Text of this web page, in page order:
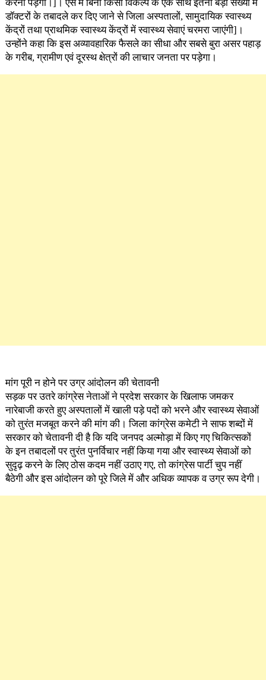
करना पड़ेगा।]। ऐसे में बिना किसी विकल्प के एक साथ इतनी बड़ी संख्या में
डॉक्टरों के तबादले कर दिए जाने से जिला अस्पतालों, सामुदायिक स्वास्थ्य
केंद्रों तथा प्राथमिक स्वास्थ्य केंद्रों में स्वास्थ्य सेवाएं चरमरा जाएंगी]।
उन्होंने कहा कि इस अव्यावहारिक फैसले का सीधा और सबसे बुरा असर पहाड़
के गरीब, ग्रामीण एवं दूरस्थ क्षेत्रों की लाचार जनता पर पड़ेगा।
मांग पूरी न होने पर उग्र आंदोलन की चेतावनी
सड़क पर उतरे कांग्रेस नेताओं ने प्रदेश सरकार के खिलाफ जमकर
नारेबाजी करते हुए अस्पतालों में खाली पड़े पदों को भरने और स्वास्थ्य सेवाओं
को तुरंत मजबूत करने की मांग की। जिला कांग्रेस कमेटी ने साफ शब्दों में
सरकार को चेतावनी दी है कि यदि जनपद अल्मोड़ा में किए गए चिकित्सकों
के इन तबादलों पर तुरंत पुनर्विचार नहीं किया गया और स्वास्थ्य सेवाओं को
सुदृढ़ करने के लिए ठोस कदम नहीं उठाए गए, तो कांग्रेस पार्टी चुप नहीं
बैठेगी और इस आंदोलन को पूरे जिले में और अधिक व्यापक व उग्र रूप देगी।